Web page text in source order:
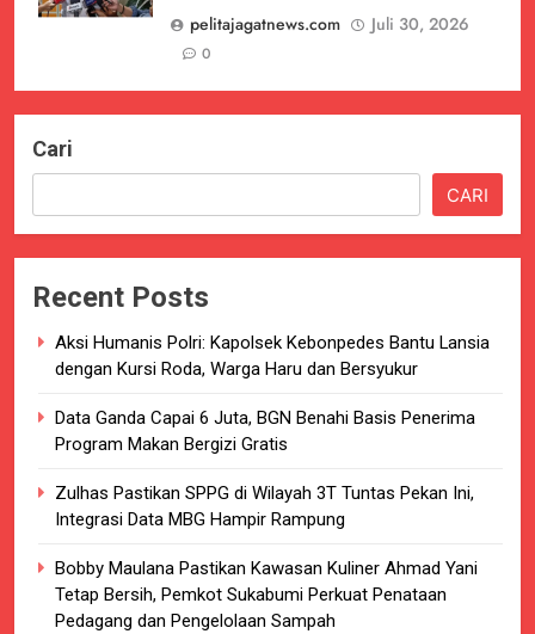
pelitajagatnews.com
Juli 30, 2026
0
Cari
CARI
Recent Posts
Aksi Humanis Polri: Kapolsek Kebonpedes Bantu Lansia
dengan Kursi Roda, Warga Haru dan Bersyukur
Data Ganda Capai 6 Juta, BGN Benahi Basis Penerima
Program Makan Bergizi Gratis
Zulhas Pastikan SPPG di Wilayah 3T Tuntas Pekan Ini,
Integrasi Data MBG Hampir Rampung
Bobby Maulana Pastikan Kawasan Kuliner Ahmad Yani
Tetap Bersih, Pemkot Sukabumi Perkuat Penataan
Pedagang dan Pengelolaan Sampah